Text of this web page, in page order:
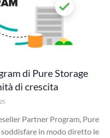
di Pure Storage
di crescita
Partner Program, Pure
in modo diretto le